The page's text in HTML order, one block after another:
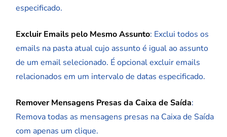
especificado.
Excluir Emails pelo Mesmo Assunto: Exclui todos os
emails na pasta atual cujo assunto é igual ao assunto
de um email selecionado. É opcional excluir emails
relacionados em um intervalo de datas especificado.
Remover Mensagens Presas da Caixa de Saída:
Remova todas as mensagens presas na Caixa de Saída
com apenas um clique.